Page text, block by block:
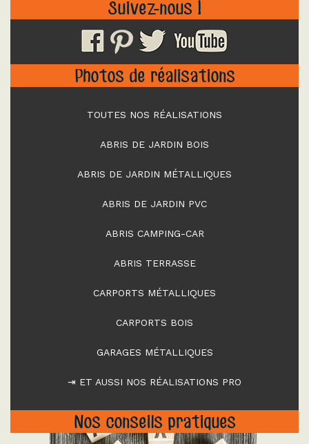
Suivez-nous !
Photos de réalisations
TOUTES NOS RÉALISATIONS
ABRIS DE JARDIN BOIS
ABRIS DE JARDIN MÉTALLIQUES
ABRIS DE JARDIN PVC
ABRIS CAMPING-CAR
ABRIS TERRASSE
CARPORTS MÉTALLIQUES
CARPORTS BOIS
GARAGES MÉTALLIQUES
⇥ ET AUSSI NOS RÉALISATIONS PRO
Nos conseils pratiques